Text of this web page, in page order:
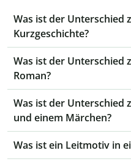
Was ist der Unterschied
Kurzgeschichte?
Was ist der Unterschied
Roman?
Was ist der Unterschied
und einem Märchen?
Was ist ein Leitmotiv in